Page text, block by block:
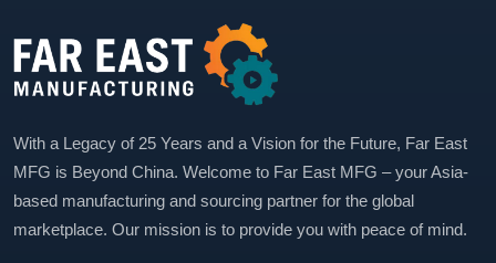
With a Legacy of 25 Years and a Vision for the Future, Far East
MFG is Beyond China. Welcome to Far East MFG – your Asia-
based manufacturing and sourcing partner for the global
marketplace. Our mission is to provide you with peace of mind.